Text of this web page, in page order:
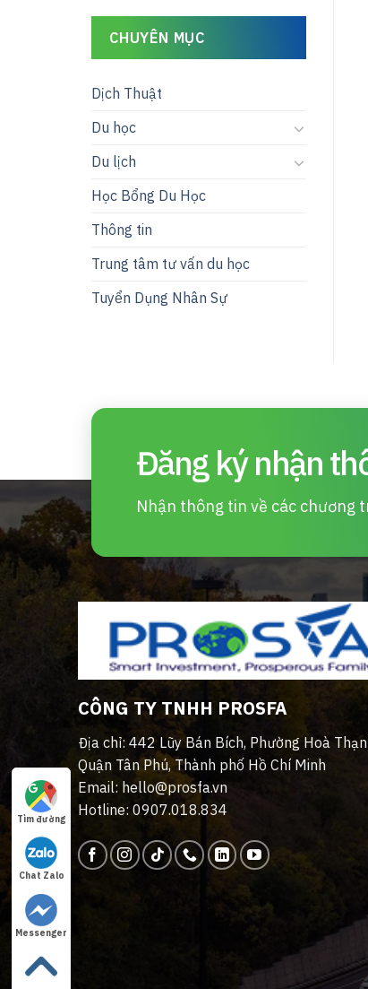
CHUYÊN MỤC
Dịch Thuật
Du học
Du lịch
Học Bổng Du Học
Thông tin
Trung tâm tư vấn du học
Tuyển Dụng Nhân Sự
Đăng ký nhận
Nhận thông tin về các chương
CÔNG TY TNHH PROSFA
Địa chỉ: 442 Lũy Bán Bích, Phường Hoà
Quận Tân Phú, Thành phố Hồ Chí Minh
Email: hello@prosfa.vn
Hotline: 0907.018.834
Tìm đường
Chat Zalo
Messenger